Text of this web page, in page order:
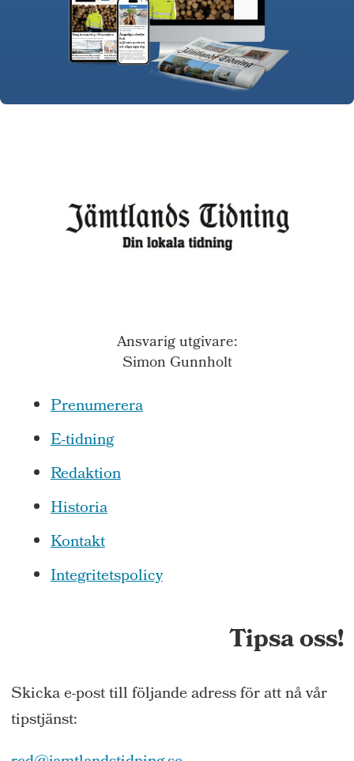
Ansvarig utgivare:
Simon Gunnholt
Prenumerera
E-tidning
Redaktion
Historia
Kontakt
Integritetspolicy
Tipsa oss!
Skicka e-post till följande adress för att nå vår
tipstjänst: